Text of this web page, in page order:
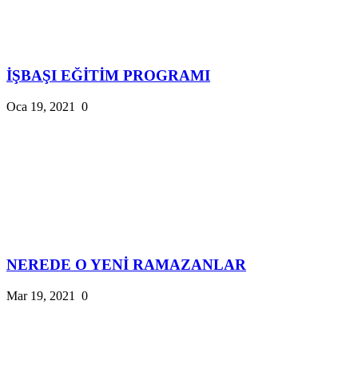
İŞBAŞI EĞİTİM PROGRAMI
Oca 19, 2021 0
NEREDE O YENİ RAMAZANLAR
Mar 19, 2021 0